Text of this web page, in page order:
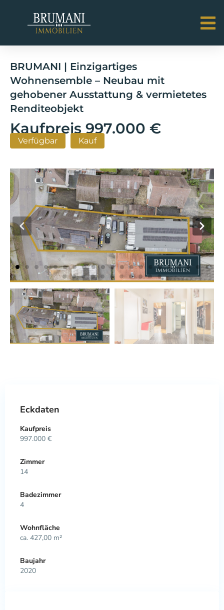
BRUMANI | Einzigartiges
Wohnensemble – Neubau mit
gehobener Ausstattung & vermietetes
Renditeobjekt
Kaufpreis997.000 €
Verfügbar Kauf
Eckdaten
Kaufpreis
997.000 €
Zimmer
14
Badezimmer
4
Wohnfläche
ca. 427,00 m²
Baujahr
2020